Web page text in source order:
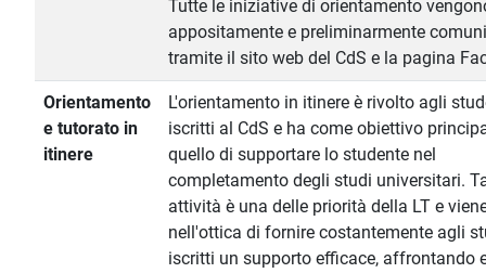
Tutte le iniziative di orientamento
appositamente e preliminarmente
tramite il sito web del CdS e la pagina
Orientamento
e tutorato in
itinere
L'orientamento in itinere è rivolto agli
iscritti al CdS e ha come obiettivo
quello di supportare lo studente nel
completamento degli studi universitari.
attività è una delle priorità della LT e
nell'ottica di fornire costantemente agli
iscritti un supporto efficace, affrontando